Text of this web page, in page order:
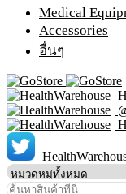
Medical
Accessories
อื่นๆ